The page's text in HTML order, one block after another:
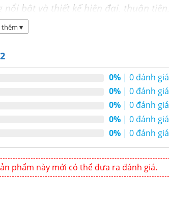
bật và thiết kế hiện đại, thuận tiện,
trong các nhà hàng khách sạn và
▾
0% | 0 đánh giá
0% | 0 đánh giá
0% | 0 đánh giá
0% | 0 đánh giá
0% | 0 đánh giá
phẩm này mới có thể đưa ra đánh giá.